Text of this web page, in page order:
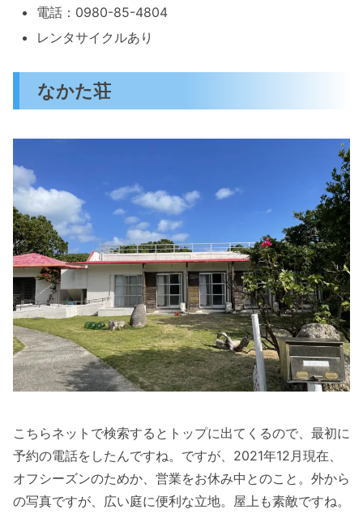
電話：0980-85-4804
レンタサイクルあり
なかた荘
こちらネットで検索するとトップに出てくるので、最初に
予約の電話をしたんですね。ですが、2021年12月現在、
オフシーズンのためか、営業をお休み中とのこと。外から
の写真ですが、広い庭に便利な立地。屋上も素敵ですね。